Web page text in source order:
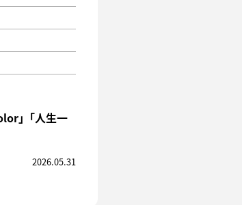
｣「人生一
2026.05.31